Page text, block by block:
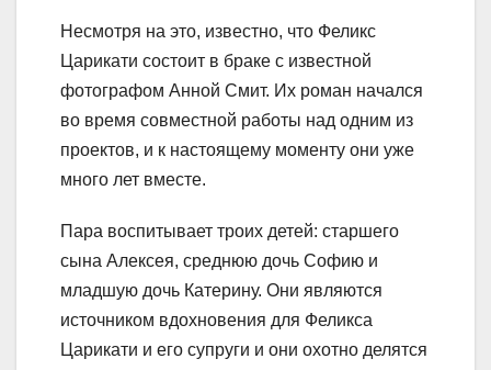
Несмотря на это, известно, что Феликс
Царикати состоит в браке с известной
фотографом Анной Смит. Их роман начался
во время совместной работы над одним из
проектов, и к настоящему моменту они уже
много лет вместе.
Пара воспитывает троих детей: старшего
сына Алексея, среднюю дочь Софию и
младшую дочь Катерину. Они являются
источником вдохновения для Феликса
Царикати и его супруги и они охотно делятся